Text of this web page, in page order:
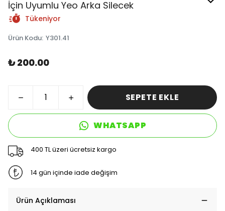
İçin Uyumlu Yeo Arka Silecek
Tükeniyor
Ürün Kodu: Y301.41
₺ 200.00
SEPETE EKLE
WHATSAPP
400 TL üzeri ücretsiz kargo
14 gün içinde iade değişim
Ürün Açıklaması